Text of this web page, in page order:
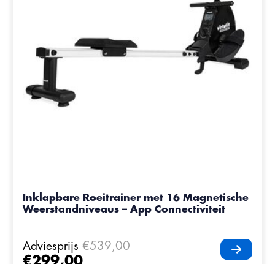
Inklapbare Roeitrainer met 16 Magnetische
Weerstandniveaus – App Connectiviteit
Adviesprijs €539,00
€299,00